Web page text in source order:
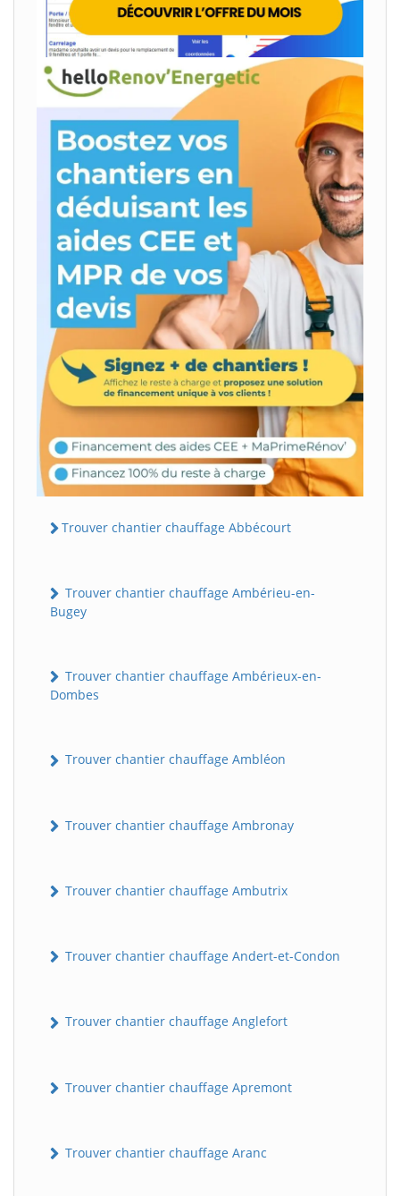
Trouver chantier chauffage Abbécourt
Trouver chantier chauffage Ambérieu-en-
Bugey
Trouver chantier chauffage Ambérieux-en-
Dombes
Trouver chantier chauffage Ambléon
Trouver chantier chauffage Ambronay
Trouver chantier chauffage Ambutrix
Trouver chantier chauffage Andert-et-Condon
Trouver chantier chauffage Anglefort
Trouver chantier chauffage Apremont
Trouver chantier chauffage Aranc